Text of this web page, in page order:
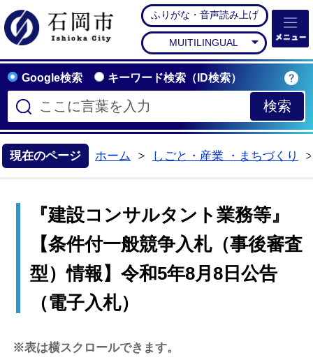
石岡市公式ホームペー
ふりがな・音声読み上げ
MUITILINGUAL
Google検索 キーワード検索（ID検索）
現在のページ ホーム
しごと・産業 ・まちづくり
『建設コンサルタント業務等』
【条件付一般競争入札（事後審査
型）情報】令和5年8月8日公告
（電子入札）
※表は横スクロールできます。